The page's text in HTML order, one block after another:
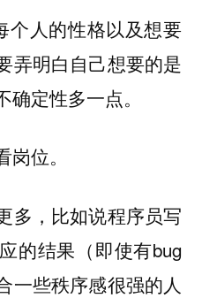
个人的性格以及想要
弄明白自己想要的是
定性多一点。
岗位。
多，比如说程序员写
的结果（即使有bug
一些秩序感很强的人